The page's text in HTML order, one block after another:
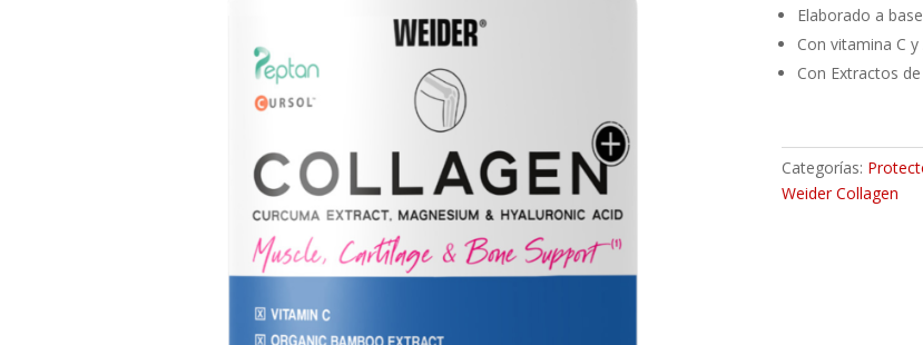
Elaborado a
Con vitamina C
Con Extractos
Categorías:
Weider Collagen